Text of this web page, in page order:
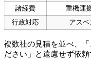
諸経費
重機運
行政対応
アス
複数社の見積を並べ、
ださい」と遠慮せず依